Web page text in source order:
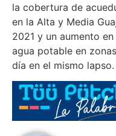
la cobertura de
en la Alta y Media
2021 y un aumento
agua potable en
día en el mismo lapso.